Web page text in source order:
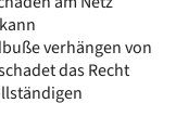
verhängen von
das Recht